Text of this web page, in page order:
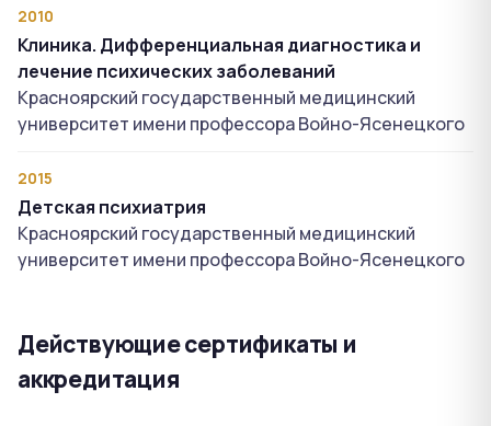
2010
Клиника. Дифференциальная диагностика и
лечение психических заболеваний
Красноярский государственный медицинский
университет имени профессора Войно-Ясенецкого
2015
Детская психиатрия
Красноярский государственный медицинский
университет имени профессора Войно-Ясенецкого
Действующие сертификаты и
аккредитация